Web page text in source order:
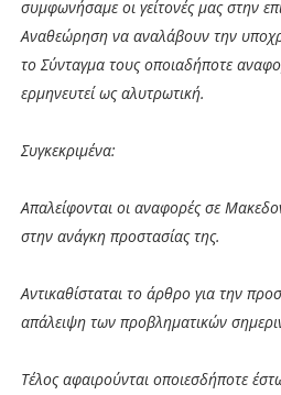
συμφωνήσαμε οι γείτονές μας στην
Αναθεώρηση να αναλάβουν την
το Σύνταγμα τους οποιαδήποτε
ερμηνευτεί ως αλυτρωτική.
Συγκεκριμένα:
Απαλείφονται οι αναφορές σε
στην ανάγκη προστασίας της.
Αντικαθίσταται το άρθρο για την
απάλειψη των προβληματικών
Τέλος αφαιρούνται οποιεσδήποτε